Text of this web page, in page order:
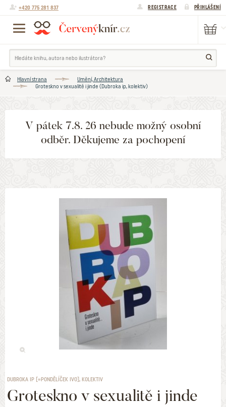
+420 775 281 837 REGISTRACE PŘIHLÁŠENÍ
Hlavní strana
Umění, Architektura
Groteskno v sexualitě i jinde (Dubroka ip, kolektiv)
V pátek 7.8. 26 nebude možný osobní
odběr. Děkujeme za pochopení
DUBROKA IP [=PONDĚLÍČEK IVO], KOLEKTIV
Groteskno v sexualitě i jinde